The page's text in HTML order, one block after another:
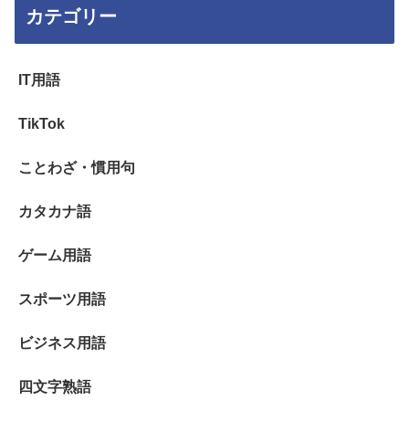
カテゴリー
IT用語
TikTok
ことわざ・慣用句
カタカナ語
ゲーム用語
スポーツ用語
ビジネス用語
四文字熟語